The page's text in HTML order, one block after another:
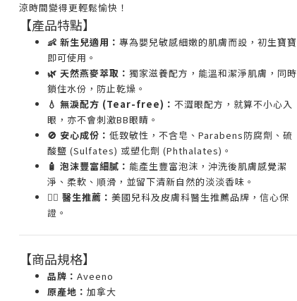
涼時間變得更輕鬆愉快！
【產品特點】
👶 新生兒適用： 專為嬰兒敏感細嫩的肌膚而設，初生寶寶
即可使用。
🌿 天然燕麥萃取： 獨家滋養配方，能溫和潔淨肌膚，同時
鎖住水份，防止乾燥。
💧 無淚配方 (Tear-free)： 不澀眼配方，就算不小心入
眼，亦不會刺激BB眼睛。
🚫 安心成份： 低致敏性，不含皂、Parabens防腐劑、硫
酸鹽 (Sulfates) 或塑化劑 (Phthalates)。
🧴 泡沫豐富細膩： 能產生豐富泡沫，沖洗後肌膚感覺潔
淨、柔軟、順滑，並留下清新自然的淡淡香味。
👨‍⚕️ 醫生推薦： 美國兒科及皮膚科醫生推薦品牌，信心保
證。
【商品規格】
品牌： Aveeno
原產地： 加拿大